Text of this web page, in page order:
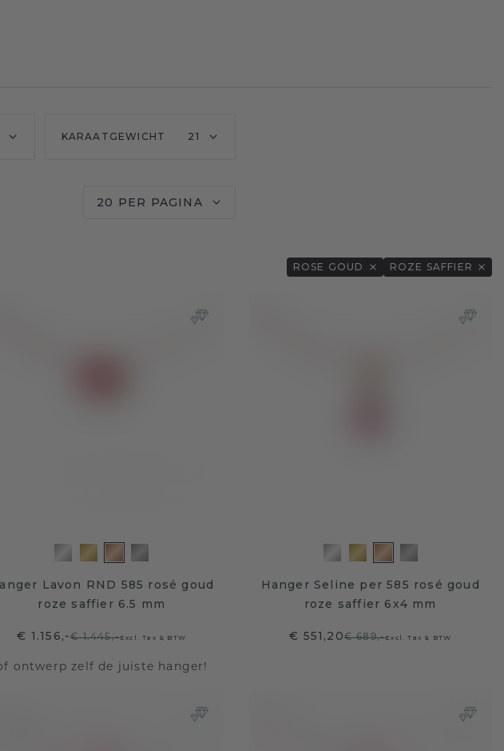
KARAATGEWICHT 21
20 PER PAGINA
ROSE GOUD ROZE SAFFIER
Lavon RND 585 rosé goud
roze saffier 6.5 mm
€ 1.156,-€ 1.445,-Excl. Tax & BTW
Hanger Seline per 585 rosé goud
roze saffier 6x4 mm
€ 551,20€ 689,-Excl. Tax & BTW
ontwerp zelf de juiste hanger!